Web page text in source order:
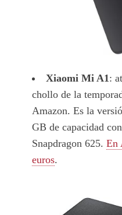
Xiaomi Mi A1 :
chollo de la
Amazon. Es la
GB de capacidad
Snapdragon 625. En
euros.